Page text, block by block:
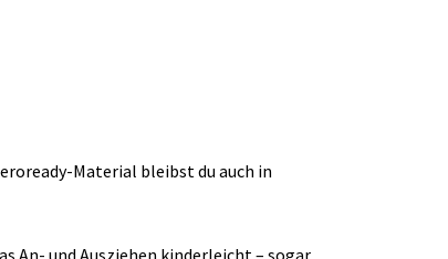
Material bleibst du auch in